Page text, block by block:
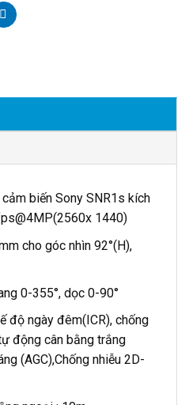
biến Sony SNR1s kích
1440)
cho góc nhìn 92°(H),
0-355°, dọc 0-90°
độ ngày đêm(ICR), chống
động cân bằng trắng
(AGC),Chống nhiễu 2D-